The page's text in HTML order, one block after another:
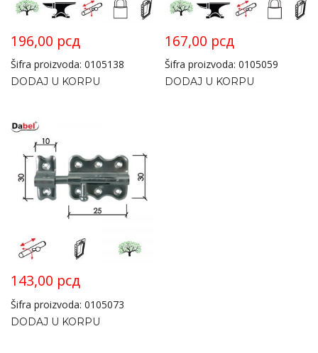
196,00 рсд
Šifra proizvoda: 0105138
DODAJ U KORPU
167,00 рсд
Šifra proizvoda: 0105059
DODAJ U KORPU
143,00 рсд
Šifra proizvoda: 0105073
DODAJ U KORPU